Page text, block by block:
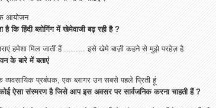
आयोजन
कि हिंदी ब्लोगिंग में खेमेवाजी बढ़ रही है ?
हमेशा मिल जातीं हैं ......... इसे खेमे बाज़ी कहने से मुझे परहेज़ है
के बारे में बताएं
प्रबंधक, एक ब्लागर उन सबसे पहले प्रिती हूं
ऐसा संस्मरण है जिसे आप इस अवसर पर सार्वजनिक करना चाहती हैं ?